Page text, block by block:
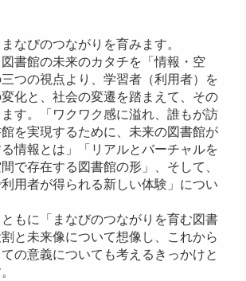
なびのつながりを育みます。
書館の未来のカタチを「情報・空
つの視点より、学習者（利用者）を
化と、社会の変遷を踏まえて、その
す。「ワクワク感に溢れ、誰もが訪
を実現するために、未来の図書館が
情報とは」「リアルとバーチャルを
で存在する図書館の形」、そして、
利用者が得られる新しい体験」につい
もに「まなびのつながりを育む図書
と未来像について想像し、これから
の意義についても考えるきっかけと